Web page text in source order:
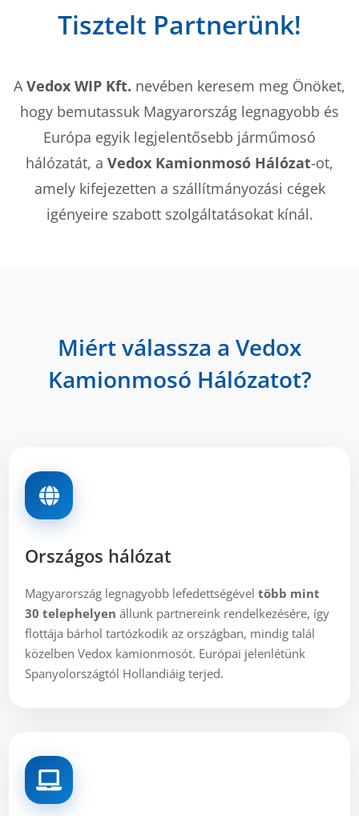
Tisztelt Partnerünk!
AVedox WIP Kft. nevében keresem meg Önöket,
hogy bemutassuk Magyarország legnagyobb és
Európa egyik legjelentősebb járműmosó
hálózatát, a Vedox Kamionmosó Hálózat-ot,
amely kifejezetten a szállítmányozási cégek
igényeire szabott szolgáltatásokat kínál.
Miért válassza a Vedox
Kamionmosó Hálózatot?
Országos hálózat
Magyarország legnagyobb lefedettségéveltöbb mint
30 telephelyen állunk partnereink rendelkezésére, így
flottája bárhol tartózkodik az országban, mindig talál
közelben Vedox kamionmosót. Európai jelenlétünk
Spanyolországtól Hollandiáig terjed.